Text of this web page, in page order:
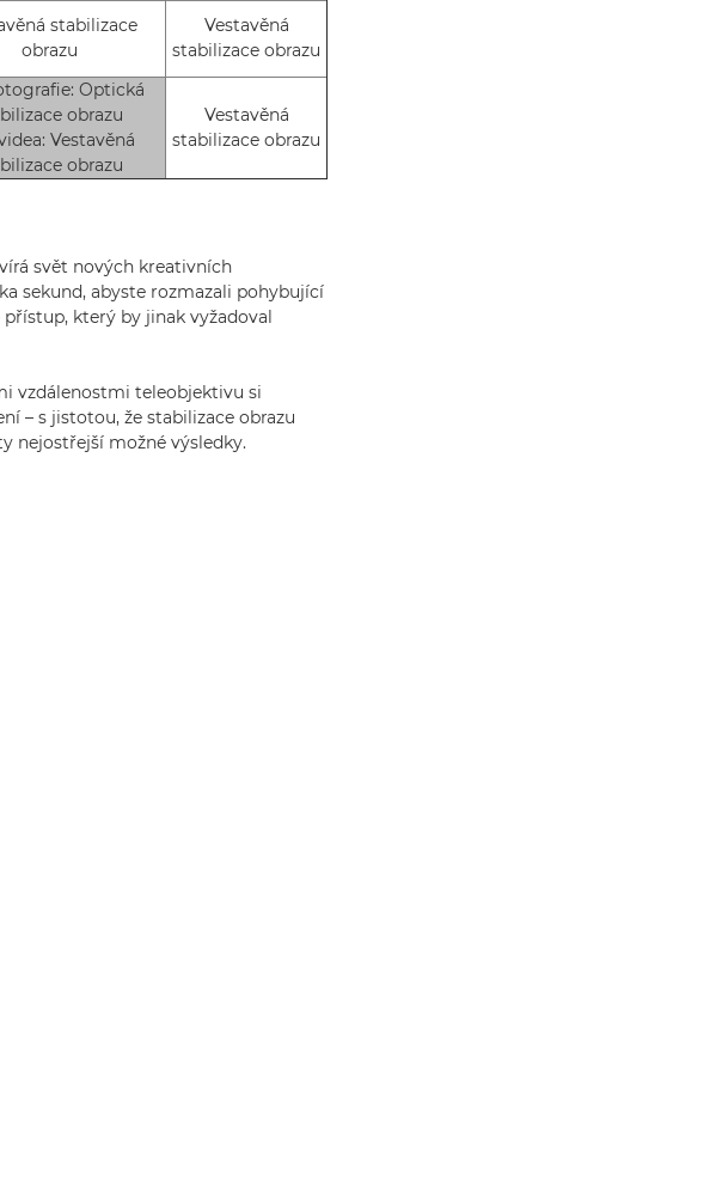
stabilizace
obrazu
Vestavěná
stabilizace obrazu
Optická
obrazu
Vestavěná
obrazu
Vestavěná
stabilizace obrazu
svět nových kreativních
sekund, abyste rozmazali pohybující
který by jinak vyžadoval
vzdálenostmi teleobjektivu si
– s jistotou, že stabilizace obrazu
nejostřejší možné výsledky.